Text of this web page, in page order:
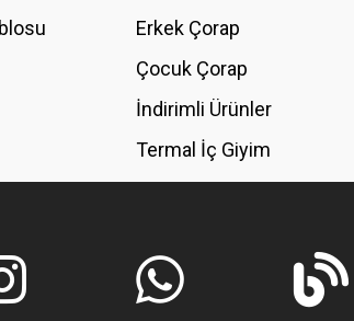
Erkek Çorap
Çocuk Çorap
İndirimli Ürünler
Termal İç Giyim